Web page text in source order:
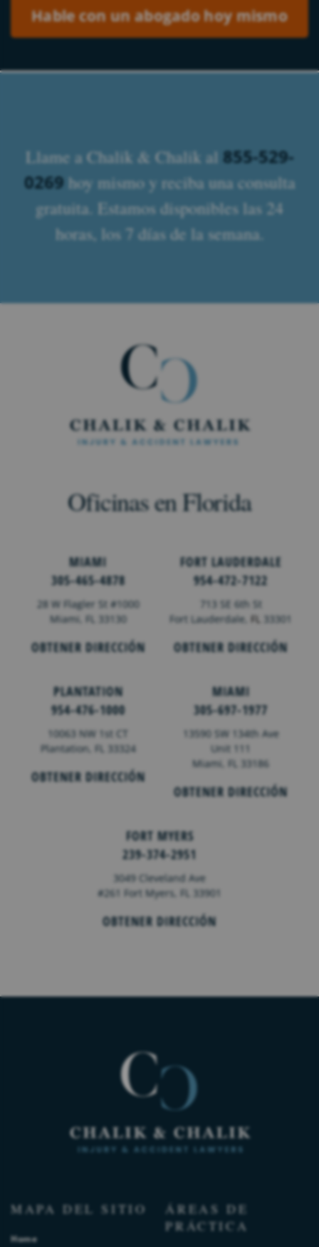
Llame a Chalik & Chalik al 855-529-
0269hoy mismo y reciba una consulta
gratuita. Estamos disponibles las 24
horas, los 7 días de la semana.
Oficinas en Florida
MIAMI
305-465-4878
28 W Flagler St #1000
Miami, FL 33130
OBTENER DIRECCIÓN
FORT LAUDERDALE
954-472-7122
713 SE 6th St
Fort Lauderdale,FL 33301
OBTENER DIRECCIÓN
PLANTATION
954-476-1000
10063 NW 1st CT
Plantation, FL 33324
OBTENER DIRECCIÓN
MIAMI
305-697-1977
13590 SW 134th Ave
Unit 111
Miami, FL 33186
OBTENER DIRECCIÓN
FORT MYERS
239-374-2951
3049 Cleveland Ave
#261 Fort Myers, FL 33901
OBTENER DIRECCIÓN
MAPA DEL SITIO
Home
ÁREAS DE
PRÁCTICA